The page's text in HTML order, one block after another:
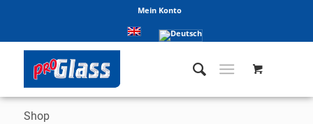
Mein Konto
Shop